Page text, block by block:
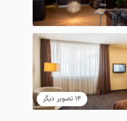
14 تصویر دیگر